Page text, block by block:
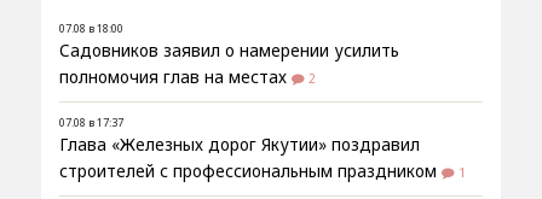
07.08 в 18:00
Садовников заявил о намерении усилить
полномочия глав на местах
2
07.08 в 17:37
Глава «Железных дорог Якутии» поздравил
строителей с профессиональным праздником
1